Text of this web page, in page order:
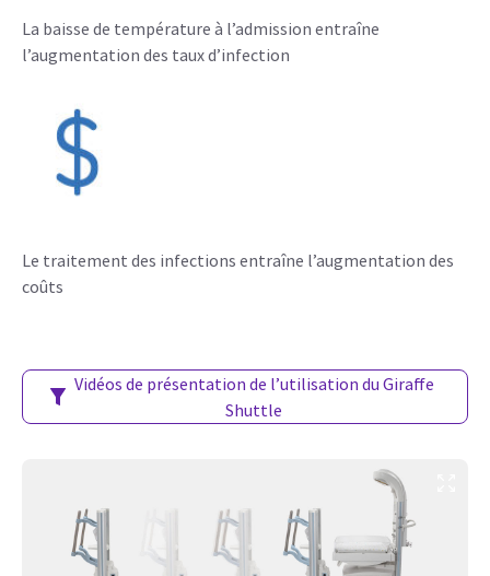
La baisse de température à l’admission entraîne
l’augmentation des taux d’infection
Le traitement des infections entraîne l’augmentation des
coûts
Vidéos de présentation de l’utilisation du Giraffe
Shuttle